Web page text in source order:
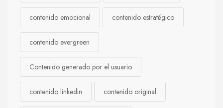
contenido emocional contenido estratégico
contenido evergreen
Contenido generado por el usuario
contenido linkedin contenido original